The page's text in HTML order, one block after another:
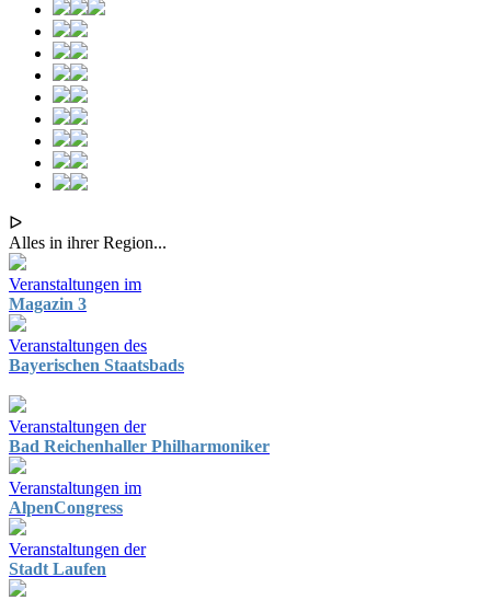
ᐅ
Alles in ihrer Region...
Veranstaltungen im
Magazin 3
Veranstaltungen des
Bayerischen Staatsbads
Veranstaltungen der
Bad Reichenhaller Philharmoniker
Veranstaltungen im
AlpenCongress
Veranstaltungen der
Stadt Laufen